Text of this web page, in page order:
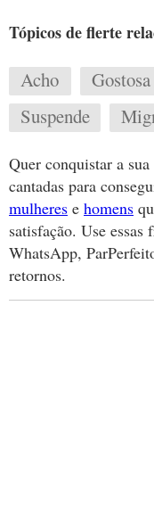
Tópicos de flerte
Acho Gostosa
Suspende
Quer conquistar a
cantadas para
mulheres e homens
satisfação. Use essas
WhatsApp,
retornos.